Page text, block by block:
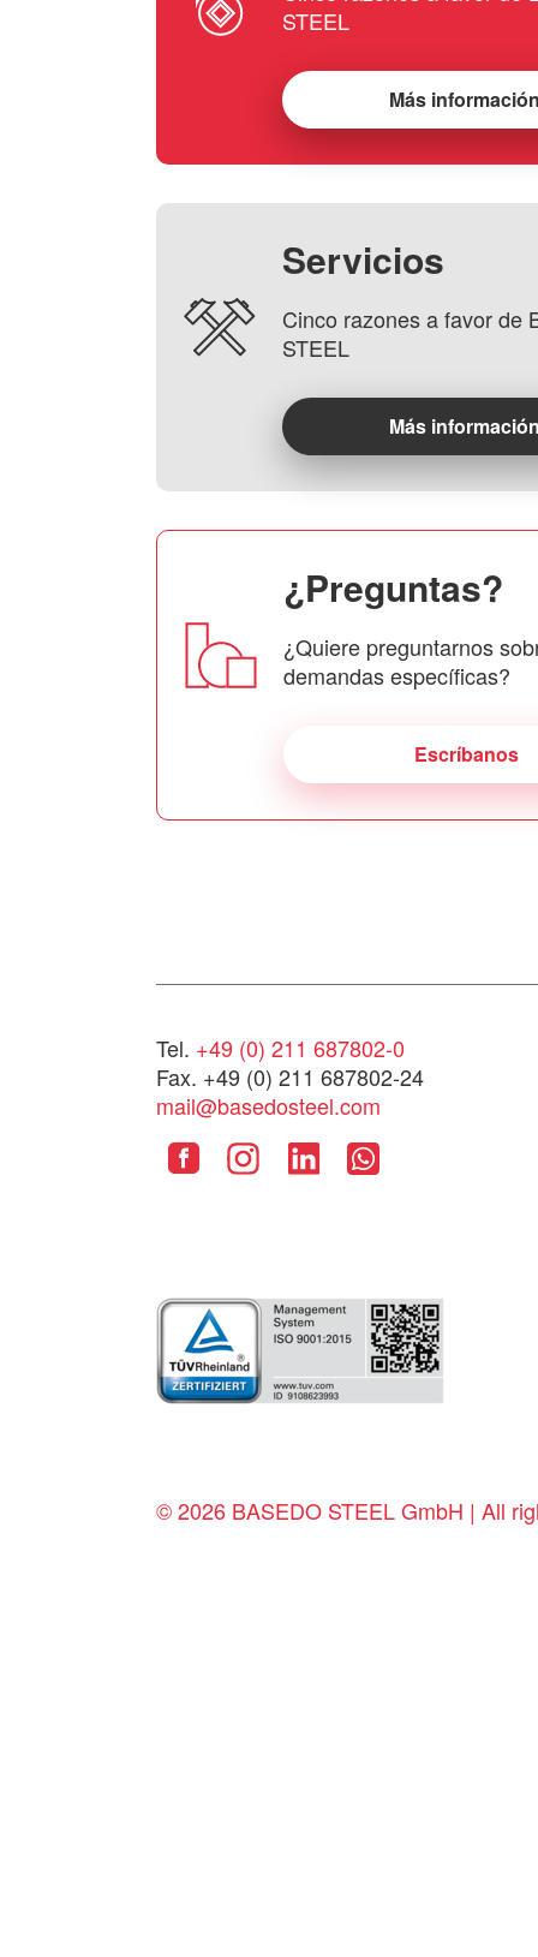
STEEL
Más
Servicios
Cinco razones a favor de
STEEL
Más
¿Preguntas?
¿Quiere preguntarnos
demandas específicas?
Escríbanos
Tel. +49 (0) 211 687802-0
Fax. +49 (0) 211 687802-24
mail@basedosteel.com
© 2026 BASEDO STEEL GmbH | All